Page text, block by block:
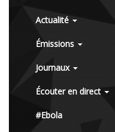
Actualité
Émissions
Journaux
Écouter en direct
#Ebola